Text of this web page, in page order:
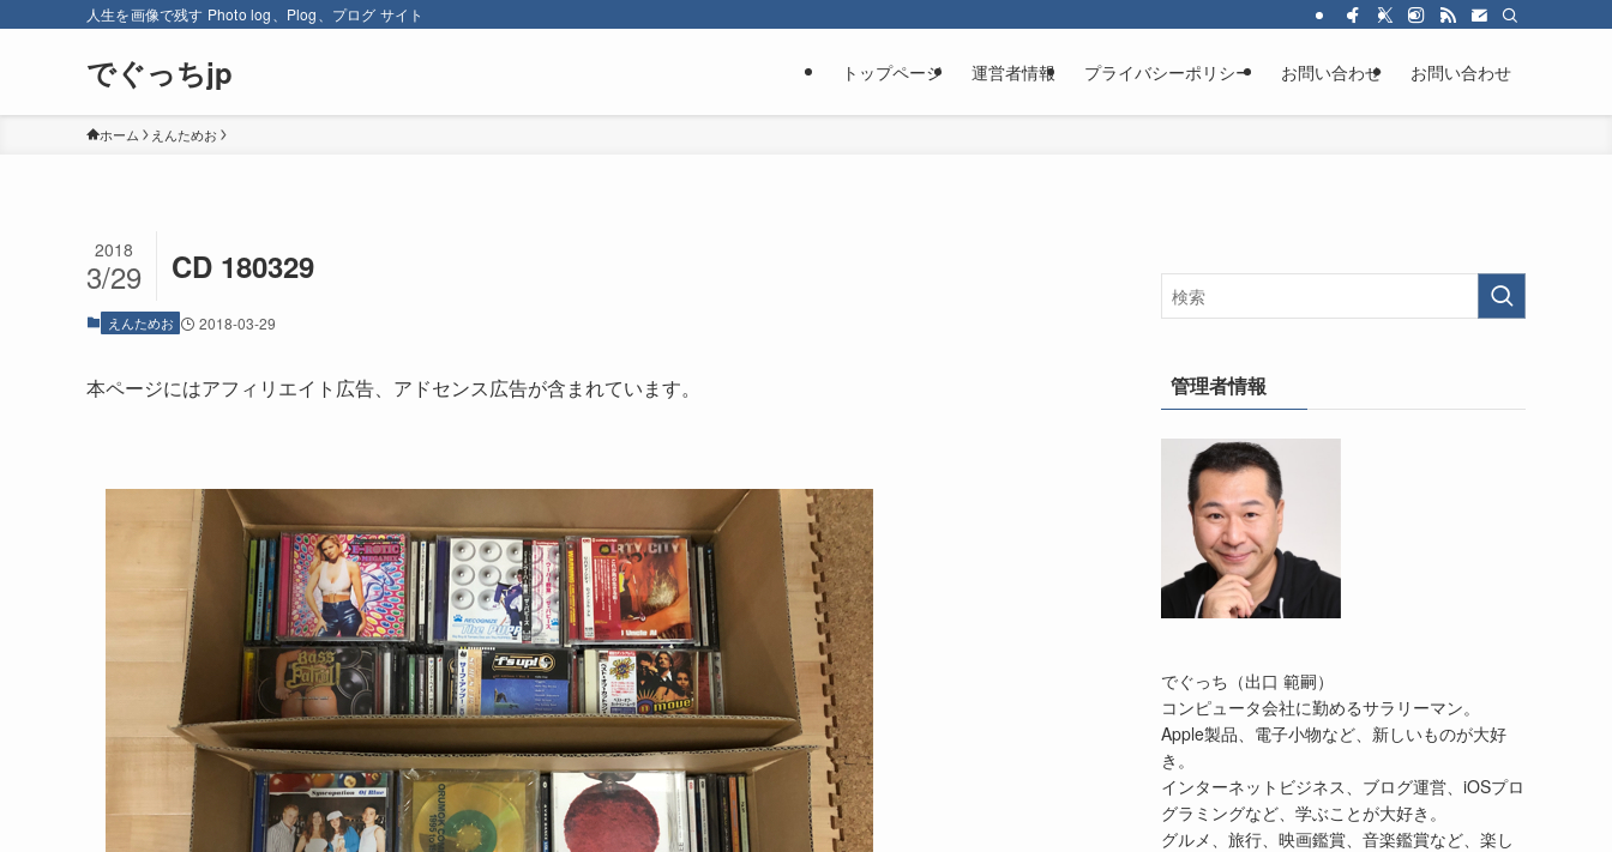
人生を画像で残す Photo log、Plog、プログ サイト
でぐっちjp トップページ 運営者情報 プライバシーポリシー お問い合わせ お問い合わせ
ホーム えんためお
CD 180329
2018
3/29
えんためお 2018-03-29
本ページにはアフィリエイト広告、アドセンス広告が含まれています。 管理者情報
でぐっち（出口 範嗣）
コンピュータ会社に勤めるサラリーマン。
Apple製品、電子小物など、新しいものが大好
き。
インターネットビジネス、ブログ運営、iOSプロ
グラミングなど、学ぶことが大好き。
グルメ、旅行、映画鑑賞、音楽鑑賞など、楽し